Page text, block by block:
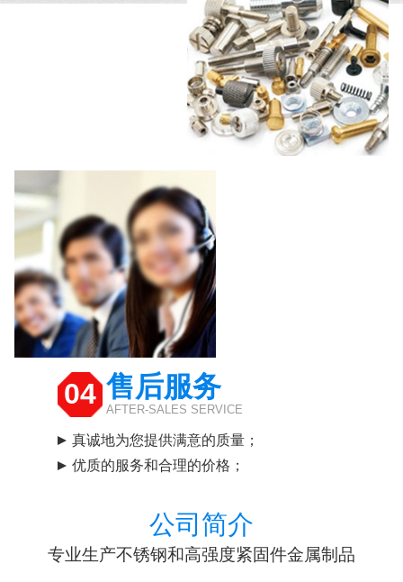
04 售后服务
AFTER-SALES SERVICE
真诚地为您提供满意的质量；
优质的服务和合理的价格；
公司简介
专业生产不锈钢和高强度紧固件金属制品